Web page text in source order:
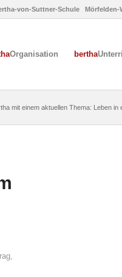
von-Suttner-Schule
Organisation bertha
mit einem aktuellen Thema: Leben in
,